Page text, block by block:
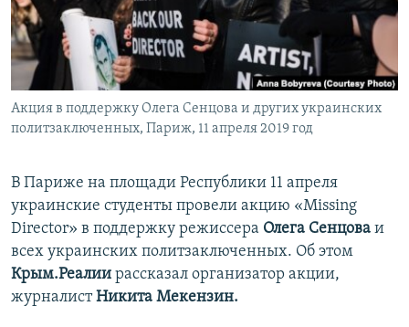
ПОБЕДИТЕЛЕЙ НЕ СУДЯТ?
КРЫМ.НЕПОКОРЕННЫЙ
ELIFBE
УКРАИНСКАЯ ПРОБЛЕМА КРЫМА
ПРИСОЕДИНЯЙТЕСЬ!
Все сайты RFE/RL
Акция в поддержку Олега Сенцова и других украинских
политзаключенных, Париж, 11 апреля 2019 год
В Париже на площади Республики 11 апреля
украинские студенты провели акцию «Missing
Director» в поддержку режиссера Олега Сенцова и
всех украинских политзаключенных. Об этом
Крым.Реалии рассказал организатор акции,
журналистНикита Мекензин.